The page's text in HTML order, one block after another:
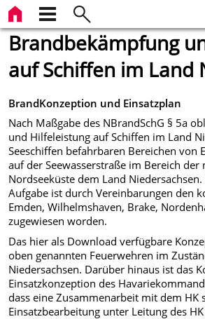
Brandbekämpfung
auf Schiffen im Land
BrandKonzeption und Einsatzplan
Nach Maßgabe des NBrandSchG § 5a
und Hilfeleistung auf Schiffen im Land
Seeschiffen befahrbaren Bereichen von
auf der Seewasserstraße im Bereich der
Nordseeküste dem Land
Aufgabe ist durch Vereinbarungen den
Emden, Wilhelmshaven, Brake,
zugewiesen worden.
Das hier als Download verfügbare
oben genannten Feuerwehren im
Niedersachsen. Darüber hinaus ist das
Einsatzkonzeption des
dass eine Zusammenarbeit mit dem HK
Einsatzbearbeitung unter Leitung des